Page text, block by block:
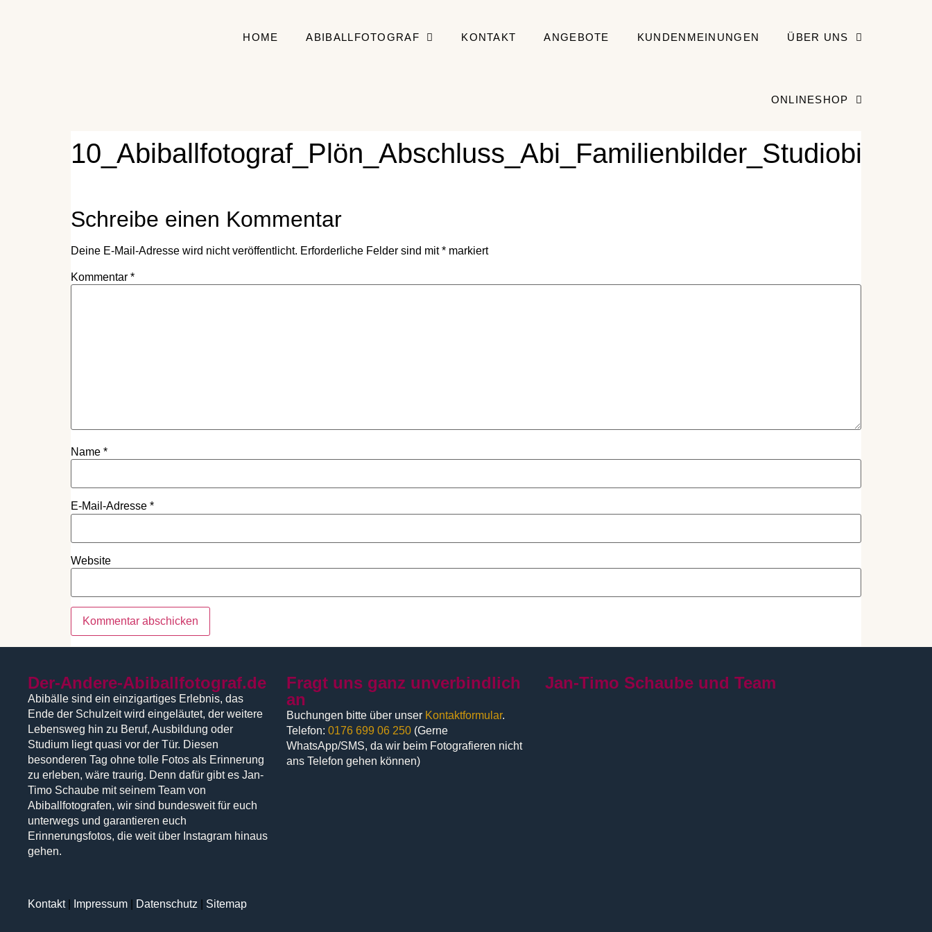
HOME ABIBALLFOTOGRAF KONTAKT ANGEBOTE KUNDENMEINUNGEN ÜBER UNS
ONLINESHOP
10_Abiballfotograf_Plön_Abschluss_Abi_Familienbilder_Studiobilder
Schreibe einen Kommentar
Deine E-Mail-Adresse wird nicht veröffentlicht. Erforderliche Felder sind mit* markiert
Kommentar *
Name *
E-Mail-Adresse *
Website
Der-Andere-Abiballfotograf.de
Abibälle sind ein einzigartiges Erlebnis, das
Ende der Schulzeit wird eingeläutet, der weitere
Lebensweg hin zu Beruf, Ausbildung oder
Studium liegt quasi vor der Tür. Diesen
besonderen Tag ohne tolle Fotos als Erinnerung
zu erleben, wäre traurig. Denn dafür gibt es Jan-
Timo Schaube mit seinem Team von
Abiballfotografen, wir sind bundesweit für euch
unterwegs und garantieren euch
Erinnerungsfotos, die weit über Instagram hinaus
gehen.
Fragt uns ganz unverbindlich
an
Buchungen bitte über unser Kontaktformular.
Telefon: 0176 699 06 250(Gerne
WhatsApp/SMS, da wir beim Fotografieren nicht
ans Telefon gehen können)
Jan-Timo Schaube und Team
Kontakt| Impressum Datenschutz Sitemap